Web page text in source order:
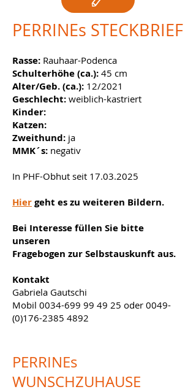
PERRINEs STECKBRIEF
Rasse: Rauhaar-Podenca
Schulterhöhe (ca.): 45 cm
Alter/Geb. (ca.): 12/2021
Geschlecht: weiblich-kastriert
Kinder:
Katzen:
Zweithund: ja
MMK´s: negativ
In PHF-Obhut seit 17.03.2025
Hiergeht es zu weiteren Bildern.
Bei Interesse füllen Sie bitte
unseren
Fragebogen zur Selbstauskunft aus.
Kontakt
Gabriela Gautschi
Mobil 0034-699 99 49 25 oder 0049-
(0)176-2385 4892
PERRINEs
WUNSCHZUHAUSE